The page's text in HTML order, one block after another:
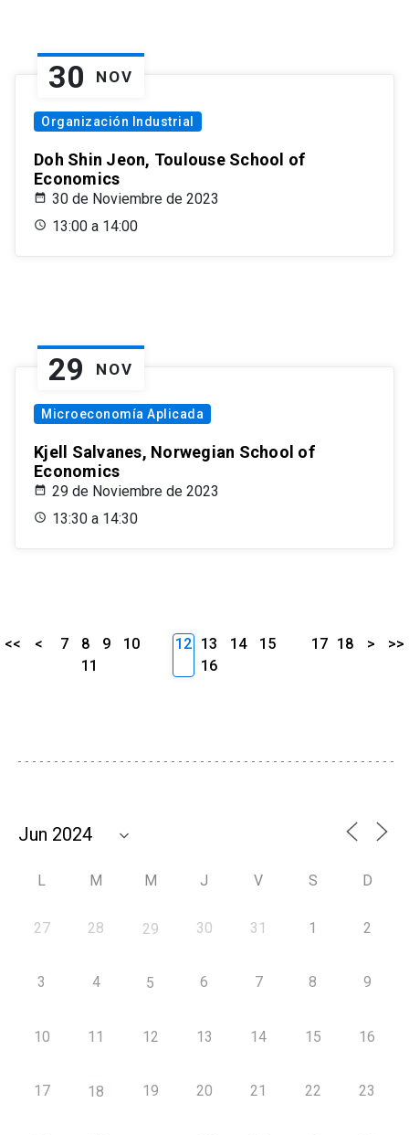
30 NOV
Organización Industrial
Doh Shin Jeon, Toulouse School of
Economics
30 de Noviembre de 2023
13:00 a 14:00
29 NOV
Microeconomía Aplicada
Kjell Salvanes, Norwegian School of
Economics
29 de Noviembre de 2023
13:30 a 14:30
<< < 7 8 9
10
11
12 13 14
15
16
17 18 > >>
L M M J V S D
27 28 29 30 31 1 2
3 4 5 6 7 8 9
10 11 12 13 14 15 16
17 18 19 20 21 22 23